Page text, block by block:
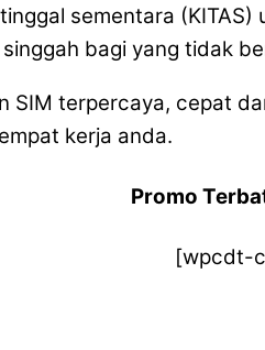
sementara
bagi yang tidak
SIM terpercaya, cepat
kerja anda.
Promo
[wpcdt-